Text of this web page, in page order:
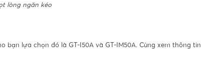
lòng ngăn kéo
lựa chọn đó là GT-I50A và GT-IM50A. Cùng xem thông tin